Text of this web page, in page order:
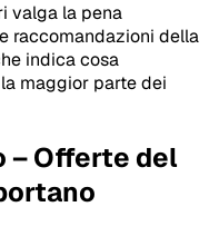
valga la pena
raccomandazioni della
indica cosa
maggior parte dei
– Offerte del